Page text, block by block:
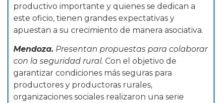
productivo importante y quienes se dedican a
este oficio, tienen grandes expectativas y
apuestan a su crecimiento de manera asociativa.
Mendoza. Presentan propuestas para colaborar
con la seguridad rural. Con el objetivo de
garantizar condiciones más seguras para
productores y productoras rurales,
organizaciones sociales realizaron una serie